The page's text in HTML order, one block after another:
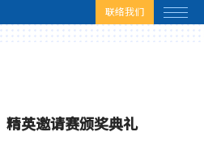
联络我们
精英邀请赛颁奖典礼